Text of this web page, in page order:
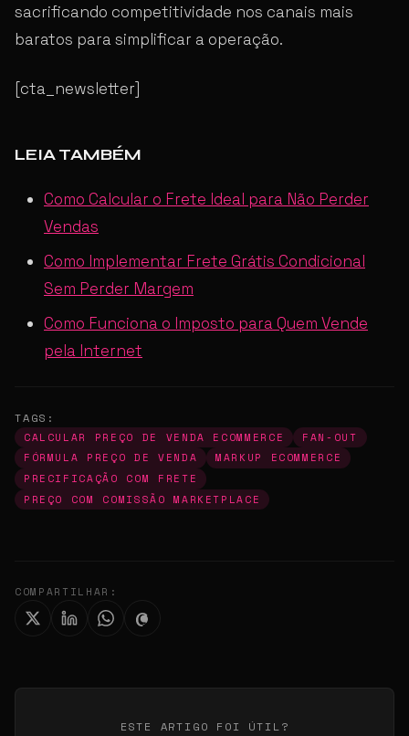
sacrificando competitividade nos canais mais
baratos para simplificar a operação.
[cta_newsletter]
LEIA TAMBÉM
Como Calcular o Frete Ideal para Não Perder
Vendas
Como Implementar Frete Grátis Condicional
Sem Perder Margem
Como Funciona o Imposto para Quem Vende
pela Internet
TAGS:
CALCULAR PREÇO DE VENDA ECOMMERCE
FAN-OUT
FÓRMULA PREÇO DE VENDA
MARKUP ECOMMERCE
PRECIFICAÇÃO COM FRETE
PREÇO COM COMISSÃO MARKETPLACE
COMPARTILHAR:
ESTE ARTIGO FOI ÚTIL?